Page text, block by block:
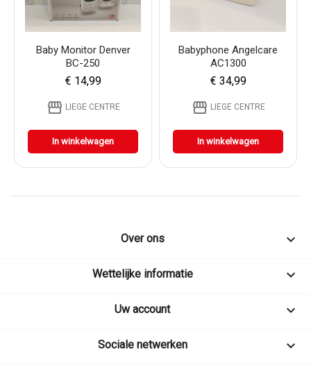
Baby Monitor Denver
BC-250
€ 14,99
storefront LIEGE CENTRE
In winkelwagen
Babyphone Angelcare
AC1300
€ 34,99
storefront LIEGE CENTRE
In winkelwagen
Over ons 
Wettelijke informatie 
Uw account 
Sociale netwerken 